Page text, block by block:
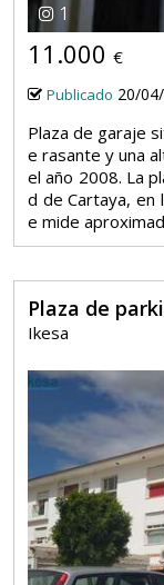
1
11.000 €
Publicado 20/
Plaza de garaje
e rasante y una
el año 2008. La
d de Cartaya, en
e mide
Plaza de
Ikesa